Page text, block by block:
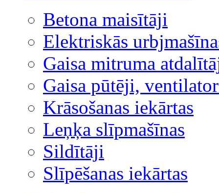
Betona maisītāji
Elektriskās
Gaisa mitruma
Gaisa pūtēji,
Krāsošanas iekārtas
Leņķa slīpmašīnas
Sildītāji
Slīpēšanas iekārtas